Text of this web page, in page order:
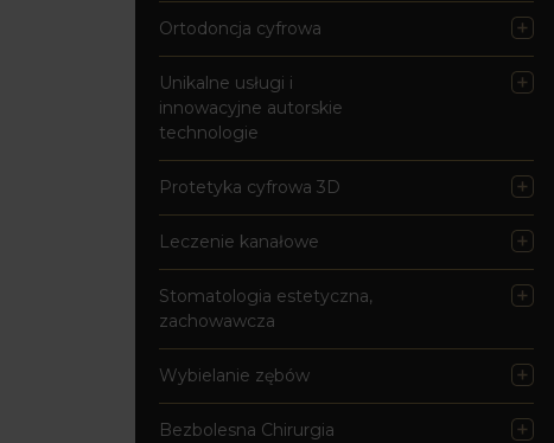
Ortodoncja cyfrowa
Unikalne usługi i
innowacyjne autorskie
technologie
Protetyka cyfrowa 3D
Leczenie kanałowe
Stomatologia estetyczna,
zachowawcza
Wybielanie zębów
Bezbolesna Chirurgia